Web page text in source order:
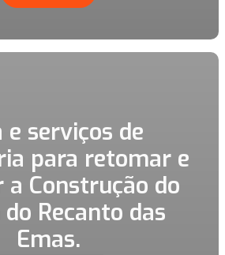
e serviços de
para retomar e
Construção do
Recanto das
Emas.